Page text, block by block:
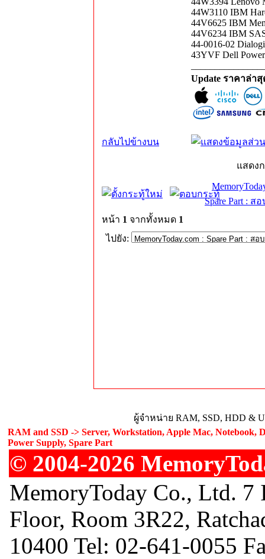
44W3110 IBM
44V6625 IBM
44V6234 IBM
44-0016-02
43YVF Dell
Update ราคาล่า
กลับไปข้างบน
แสดง
Spare Part : ส
หน้า 1 จากทั้งหมด 1
ไปยัง:
ผู้จำหน่าย RAM, SSD, HDD &
RAM and SSD -> Server, Workstation, Apple Mac, Notebook,
Power Supply, Spare Part
© 2004-2026
MemoryToday Co., Ltd.
Floor, Room 3R22,
10400 Tel: 02-641-0055